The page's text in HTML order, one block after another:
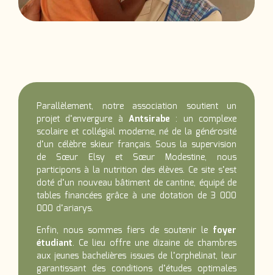
Parallèlement, notre association soutient un
projet d’envergure à Antsirabe : un complexe
scolaire et collégial moderne, né de la générosité
d’un célèbre skieur français. Sous la supervision
de Sœur Elsy et Sœur Modestine, nous
participons à la nutrition des élèves. Ce site s’est
doté d’un nouveau bâtiment de cantine, équipé de
tables financées grâce à une dotation de 3 000
000 d’ariarys.
Enfin, nous sommes fiers de soutenir le foyer
étudiant. Ce lieu offre une dizaine de chambres
aux jeunes bachelières issues de l’orphelinat, leur
garantissant des conditions d’études optimales